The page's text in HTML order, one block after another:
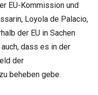
EU-Kommission und
Loyola de Palacio,
der EU in Sachen
dass es in der
der
beheben gebe.